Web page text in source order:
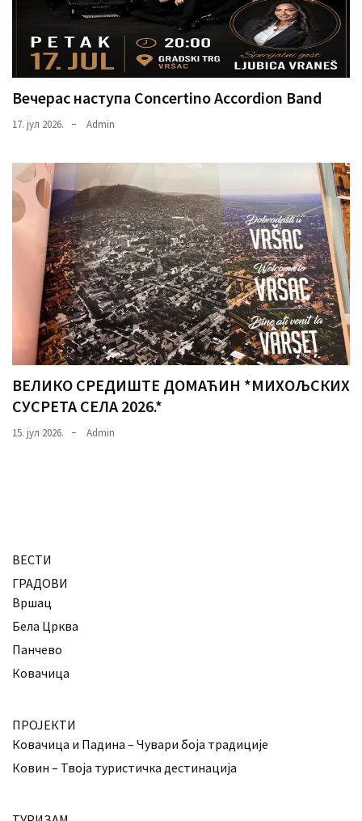
Вечерас наступа Concertino Accordion Band
17. јул 2026. Admin
ВЕЛИКО СРЕДИШТЕ ДОМАЋИН *МИХОЉСКИХ
СУСРЕТА СЕЛА 2026.*
15. јул 2026. Admin
ВЕСТИ
ГРАДОВИ
Вршац
Бела Црква
Панчево
Ковачица
ПРОЈЕКТИ
Ковачица и Падина – Чувари боја традиције
Ковин – Твоја туристичка дестинација